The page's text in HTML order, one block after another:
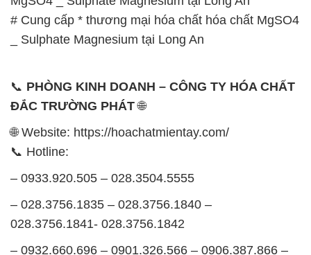
– 0933.920.505 – 028.3504.5555
– 028.3756.1835 – 028.3756.1840 –
– 0932.660.696 – 0901.326.566 – 0906.387.866 –
0902.765.866
📧 Email: hoachat@dactruongphat.vn
GIỜ LÀM VIỆC TẠI CÔNG TY HÓA CHẤT ĐẮC
TRƯỜNG PHÁT
Thời gian làm việctại Hóa Chất Đắc Trường Phát
được tổ chức như sau:
Thứ 2 đến thứ 6: Buổi sáng: từ 8h đến 11h – Buổi